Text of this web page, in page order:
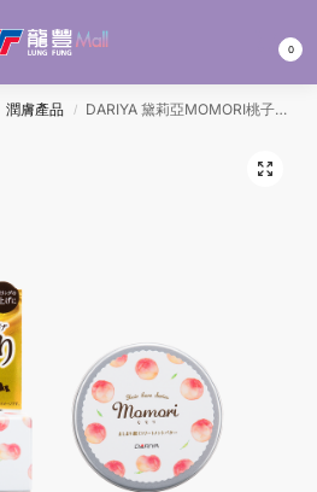
0
潤膚產品 / DARIYA 黛莉亞MOMORI桃子保濕多用途修護膏(適用於頭髮身體) 35G